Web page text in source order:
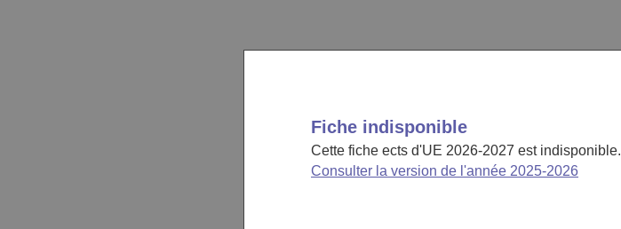
Fiche indisponible
Cette fiche ects d'UE 2026-2027 est indisponible.
Consulter la version de l'année 2025-2026